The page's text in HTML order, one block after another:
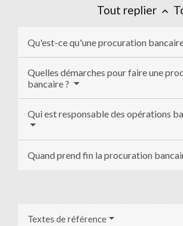
Tout replier keyboard_arrow_up
Qu'est-ce qu'une procuration
Quelles démarches pour faire une
bancaire ?
Qui est responsable des opérations
Quand prend fin la procuration
Textes de référence